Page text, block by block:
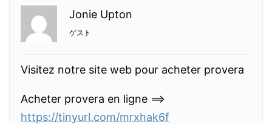
Jonie Upton
ゲスト
Visitez notre site web pour acheter provera
Acheter provera en ligne ==>
https://tinyurl.com/mrxhak6f